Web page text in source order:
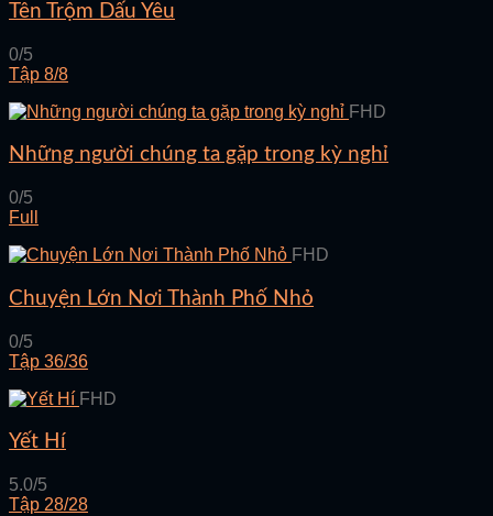
Tên Trộm Dấu Yêu
0/5
Tập 8/8
FHD
Những người chúng ta gặp trong kỳ nghỉ
0/5
Full
FHD
Chuyện Lớn Nơi Thành Phố Nhỏ
0/5
Tập 36/36
FHD
Yết Hí
5.0/5
Tập 28/28